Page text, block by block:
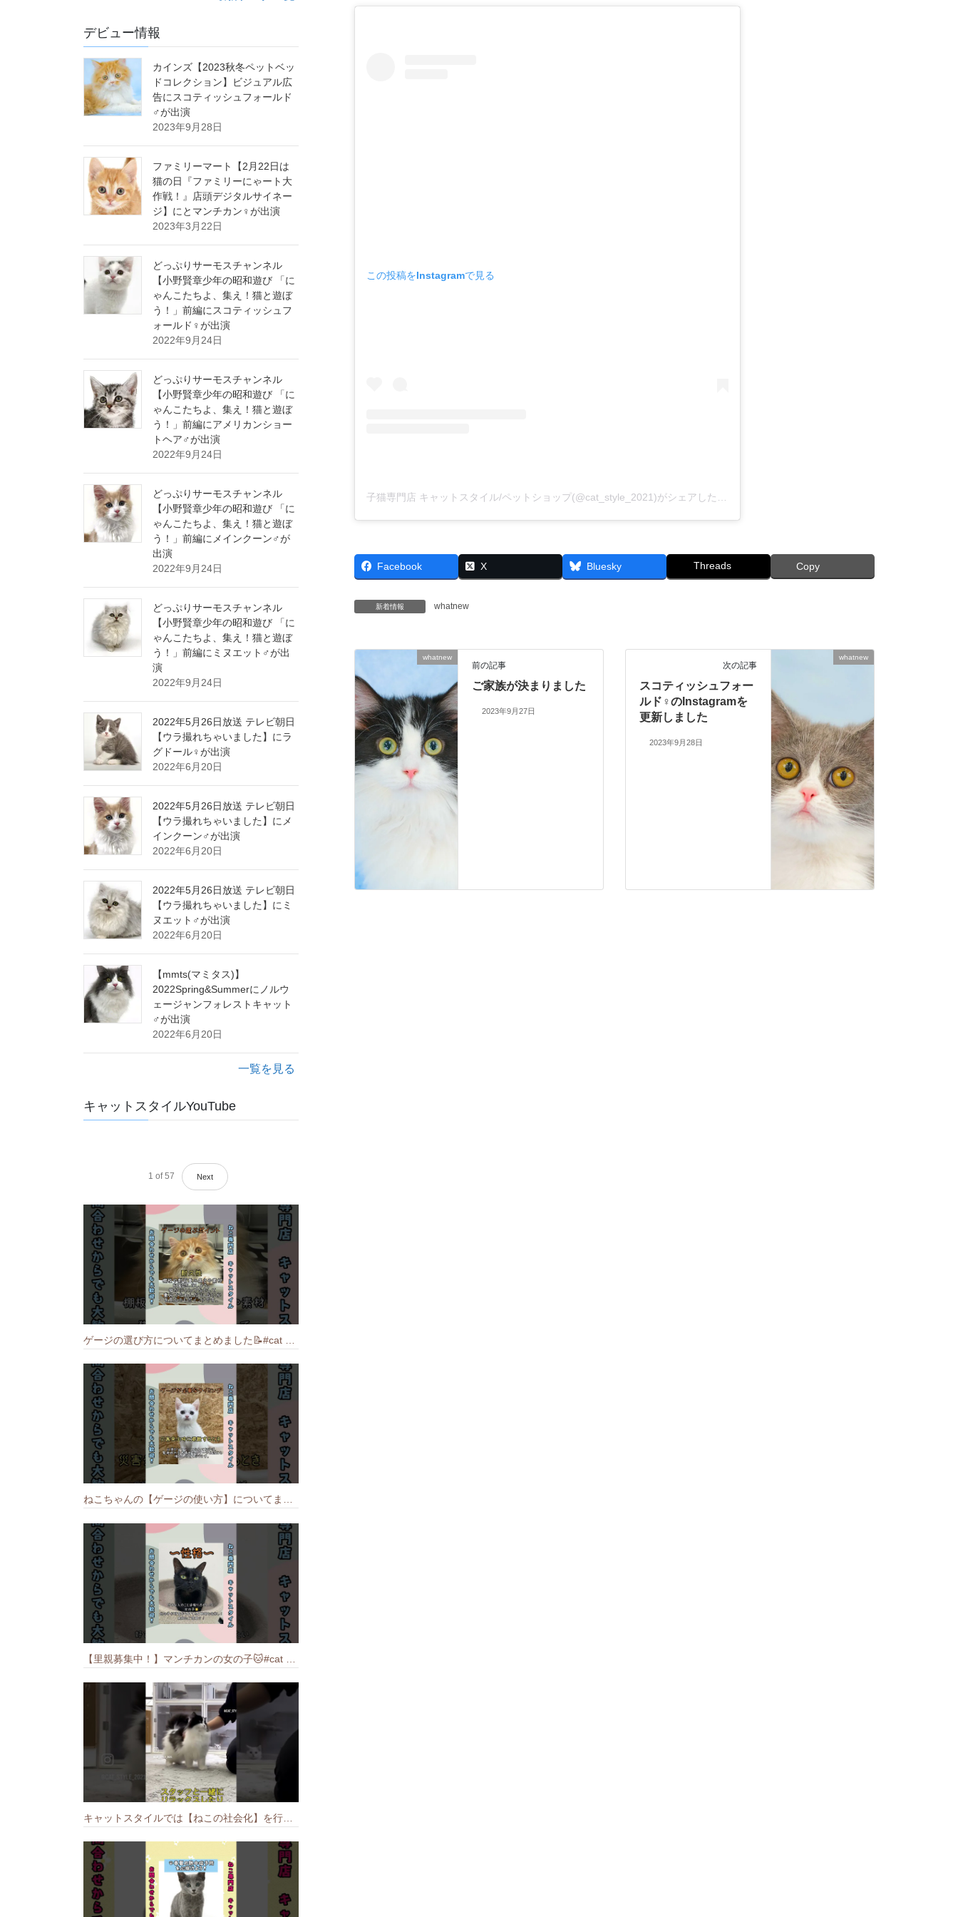
この投稿をInstagramで見る
Facebook X Bluesky Threads Copy
新着情報 whatnew
whatnew
前の記事
ご家族が決まりました
2023年9月27日
whatnew
次の記事
スコティッシュフォー
ルド♀のInstagramを
更新しました
2023年9月28日
デビュー情報
カインズ【2023秋冬ペットベッ
ドコレクション】ビジュアル広
告にスコティッシュフォールド
♂が出演
2023年9月28日
ファミリーマート【2月22日は
猫の日『ファミリーにゃート大
作戦！』店頭デジタルサイネー
ジ】にとマンチカン♀が出演
2023年3月22日
どっぷりサーモスチャンネル
【小野賢章少年の昭和遊び 「に
ゃんこたちよ、集え！猫と遊ぼ
う！」前編にスコティッシュフ
ォールド♀が出演
2022年9月24日
どっぷりサーモスチャンネル
【小野賢章少年の昭和遊び 「に
ゃんこたちよ、集え！猫と遊ぼ
う！」前編にアメリカンショー
トヘア♂が出演
2022年9月24日
どっぷりサーモスチャンネル
【小野賢章少年の昭和遊び 「に
ゃんこたちよ、集え！猫と遊ぼ
う！」前編にメインクーン♂が
出演
2022年9月24日
どっぷりサーモスチャンネル
【小野賢章少年の昭和遊び 「に
ゃんこたちよ、集え！猫と遊ぼ
う！」前編にミヌエット♂が出
演
2022年9月24日
2022年5月26日放送 テレビ朝日
【ウラ撮れちゃいました】にラ
グドール♀が出演
2022年6月20日
2022年5月26日放送 テレビ朝日
【ウラ撮れちゃいました】にメ
インクーン♂が出演
2022年6月20日
2022年5月26日放送 テレビ朝日
【ウラ撮れちゃいました】にミ
ヌエット♂が出演
2022年6月20日
【mmts(マミタス)】
2022Spring&Summerにノルウ
ェージャンフォレストキャット
♂が出演
2022年6月20日
一覧を見る
キャットスタイルYouTube
1 of 57 Next
ゲージの選び方についてまとめました️📝#cat #猫のいる暮らし #ねこ #キャット #munchkin
ねこちゃんの【ゲージの使い方】についてまとめました️🐱📝